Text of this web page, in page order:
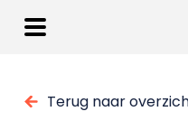
Terug naar